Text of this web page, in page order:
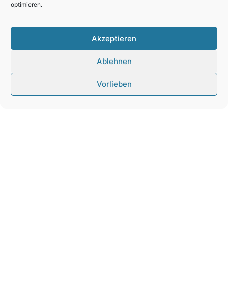
optimieren.
Akzeptieren
Ablehnen
Vorlieben